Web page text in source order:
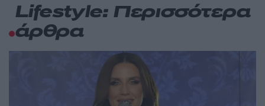
Lifestyle: Περισσότερα
άρθρα